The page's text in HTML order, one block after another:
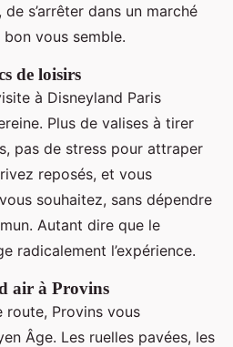
s’arrêter dans un marché
vous semble.
de loisirs
à Disneyland Paris
Plus de valises à tirer
pas de stress pour attraper
reposés, et vous
souhaitez, sans dépendre
Autant dire que le
radicalement l’expérience.
air à Provins
route, Provins vous
Âge. Les ruelles pavées, les